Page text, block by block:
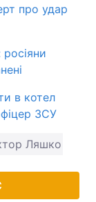
про удар
в котел
ЗСУ
Ляшко